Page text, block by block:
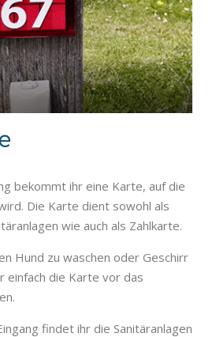
bekommt ihr eine Karte, auf die
Die Karte dient sowohl als
wie auch als Zahlkarte.
Hund zu waschen oder Geschirr
einfach die Karte vor das
findet ihr die Sanitäranlagen